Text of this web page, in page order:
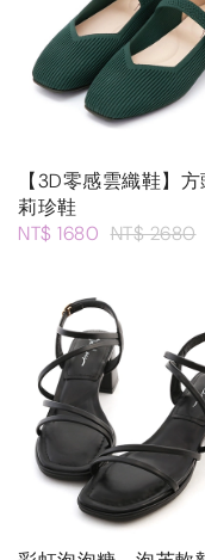
【3D零感雲織鞋】
莉珍鞋
NT$ 1680 NT$ 2680